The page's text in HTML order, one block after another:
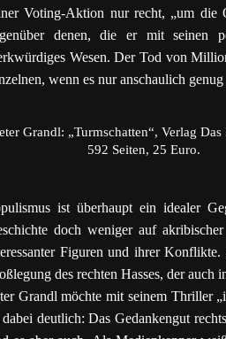
Voting-Aktion nur recht, „um die
denen, die er mit seinen
Wesen. Der Tod von
wenn es nur anschaulich
Grandl: „Turmschatten“, Verlag
592 Seiten, 25 Euro.
ist überhaupt ein idealer
doch weniger auf
Figuren und ihrer
des rechten Hasses, der auch
Grandl möchte mit seinem Thriller
deutlich: Das Gedankengut